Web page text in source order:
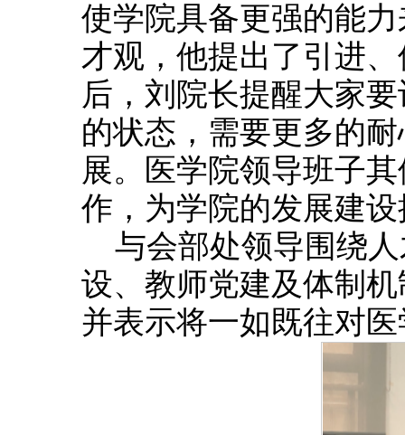
使学院具备更强的能
才观，他提出了引进
后，刘院长提醒大家
的状态，需要更多的
展。医学院领导班子
作，为学院的发展建
与会部处领导围绕
设、教师党建及体制
并表示将一如既往对